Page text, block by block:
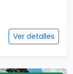
Ver detalles